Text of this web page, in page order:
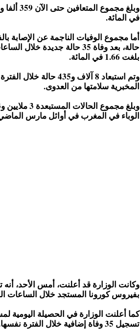
في المائة.
بلغت 1.66 في المائة.
وتم استبعاد 8 آلاف و435
المخبرية سلامتها من العدوى.
الوباء في المغرب في أوائل مارس
بفيروس كورونا المستجد خلال الساعات الـ24 الماضية في
كما أعلنت الوزارة في الحصيلة اليومية
تسجيل 35 وفاة إضافية خلال الفترة نفسها.